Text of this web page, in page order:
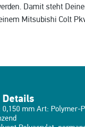
Damit steht
Mitsubishi Colt
Details
0,150 mm Art: Polymer-